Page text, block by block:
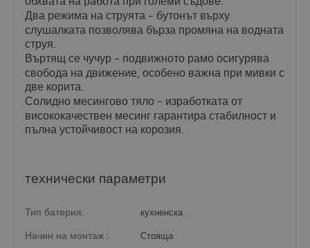
технически параметри
Тип батерия:
кухненска
Начин на монтаж :
Стояща
Два режима на струята – бутонът върху
слушалката позволява бърза промяна на водната
струя.
Въртящ се чучур – подвижното рамо осигурява
свобода на движение, особено важна при мивки с
две корита.
Солидно месингово тяло – изработката от
висококачествен месинг гарантира стабилност и
пълна устойчивост на корозия.